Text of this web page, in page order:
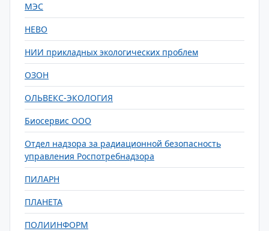
МЭС
НЕВО
НИИ прикладных экологических проблем
ОЗОН
ОЛЬВЕКС-ЭКОЛОГИЯ
Биосервис ООО
Отдел надзора за радиационной безопасность
управления Роспотребнадзора
ПИЛАРН
ПЛАНЕТА
ПОЛИИНФОРМ